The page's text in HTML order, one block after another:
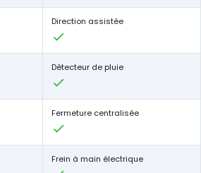
Direction assistée
Détecteur de pluie
Fermeture centralisée
Frein à main électrique